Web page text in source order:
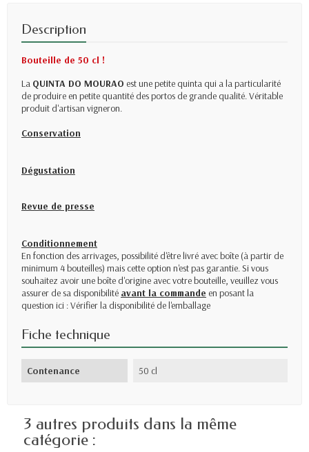
Description
Bouteille de 50 cl !
La QUINTA DO MOURAO est une petite quinta qui a la particularité
de produire en petite quantité des portos de grande qualité. Véritable
produit d'artisan vigneron.
Conservation
Dégustation
Revue de presse
Conditionnement
En fonction des arrivages, possibilité d'être livré avec boîte (à partir de
minimum 4 bouteilles) mais cette option n'est pas garantie. Si vous
souhaitez avoir une boîte d'origine avec votre bouteille, veuillez vous
assurer de sa disponibilité avant la commande en posant la
question ici :Vérifier la disponibilité de l'emballage
Fiche technique
Contenance 50 cl
3 autres produits dans la même
catégorie :